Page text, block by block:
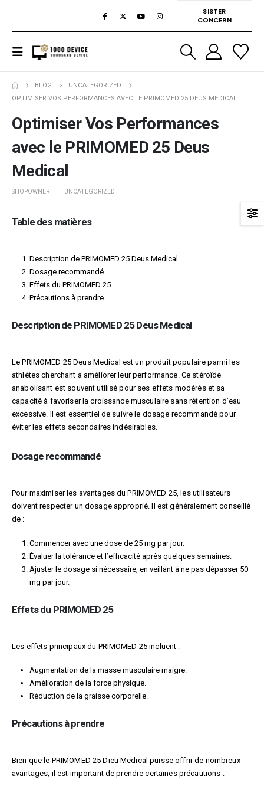
SISTER
CONCERN
BLOG
UNCATEGORIZED
OPTIMISER VOS PERFORMANCES AVEC LE PRIMOMED 25 DEUS MEDICAL
Optimiser Vos Performances
avec le PRIMOMED 25 Deus
Medical
SHOPOWNER UNCATEGORIZED
Table des matières
Description de PRIMOMED 25 Deus Medical
Dosage recommandé
Effets du PRIMOMED 25
Précautions à prendre
Description de PRIMOMED 25 Deus Medical
Le PRIMOMED 25 Deus Medical est un produit populaire parmi les
athlètes cherchant à améliorer leur performance. Ce stéroïde
anabolisant est souvent utilisé pour ses effets modérés et sa
capacité à favoriser la croissance musculaire sans rétention d’eau
excessive. Il est essentiel de suivre le dosage recommandé pour
éviter les effets secondaires indésirables.
Dosage recommandé
Pour maximiser les avantages du PRIMOMED 25, les utilisateurs
doivent respecter un dosage approprié. Il est généralement conseillé
de :
Commencer avec une dose de 25 mg par jour.
Évaluer la tolérance et l’efficacité après quelques semaines.
Ajuster le dosage si nécessaire, en veillant à ne pas dépasser 50
mg par jour.
Effets du PRIMOMED 25
Les effets principaux du PRIMOMED 25 incluent :
Augmentation de la masse musculaire maigre.
Amélioration de la force physique.
Réduction de la graisse corporelle.
Précautions à prendre
Bien que le PRIMOMED 25 Dieu Medical puisse offrir de nombreux
avantages, il est important de prendre certaines précautions :